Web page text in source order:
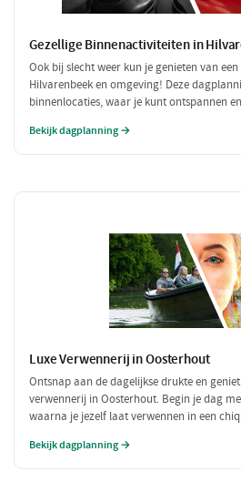
Gezellige Binnenactiviteiten in
Ook bij slecht weer kun je genieten van
Hilvarenbeek en omgeving! Deze
binnenlocaties, waar je kunt ontspannen
vrienden of familie!
Bekijk dagplanning →
Luxe Verwennerij in Oosterhout
Ontsnap aan de dagelijkse drukte en
verwennerij in Oosterhout. Begin je dag
waarna je jezelf laat verwennen in een
weg met een bezoek aan een exclusieve
Bekijk dagplanning →